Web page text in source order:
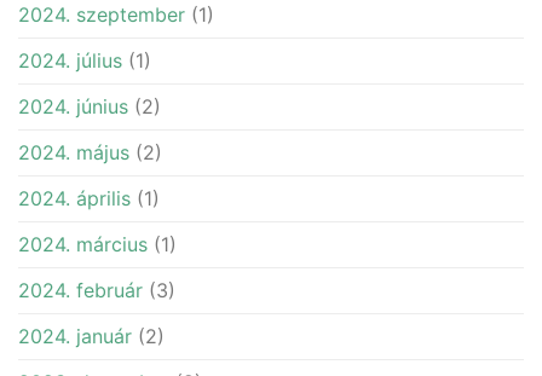
2024. szeptember (1)
2024. július (1)
2024. június (2)
2024. május (2)
2024. április (1)
2024. március (1)
2024. február (3)
2024. január (2)